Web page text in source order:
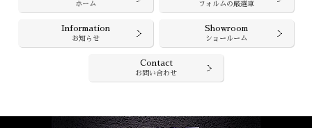
ホーム フォルムの厳選車
Information
お知らせ
Showroom
ショールーム
Contact
お問い合わせ